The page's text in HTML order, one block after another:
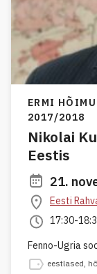
ERMI
2017/2018
Nikolai
Eestis
21.
Eesti
17:30-
Fenno-Ugria
eestlased